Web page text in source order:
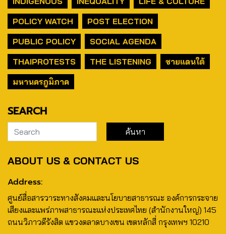
POLICY WATCH
POST ELECTION
PUBLIC POLICY
SOCIAL AGENDA
THAIPROTESTS
THE LISTENING
ชายแดนใต้
มหานครภูมิภาค
SEARCH
ABOUT US & CONTACT US
Address:
ศูนย์สื่อสารวาระทางสังคมและนโยบายสาธารณะ องค์การกระจาย
เสียงและแพร่ภาพสาธารณะแห่งประเทศไทย (สำนักงานใหญ่) 145
ถนนวิภาวดีรังสิต แขวงตลาดบางเขน เขตหลักสี่ กรุงเทพฯ 10210